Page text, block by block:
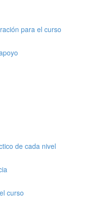
para el curso
de cada nivel
curso